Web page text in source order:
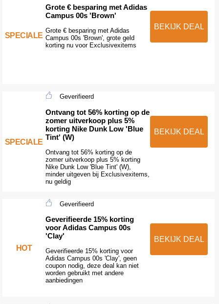
SPECIALE
Grote € besparing met Adidas
Campus 00s 'Brown'
Grote € besparing met Adidas
Campus 00s 'Brown', grote geld
korting nu voor Exclusivexitems
BEKIJK DEAL
SPECIALE
Geverifieerd
Ontvang tot 56% korting op de
zomer uitverkoop plus 5%
korting Nike Dunk Low 'Blue
Tint' (W)
Ontvang tot 56% korting op de
zomer uitverkoop plus 5% korting
Nike Dunk Low 'Blue Tint' (W),
minder uitgeven bij Exclusivexitems,
nu geldig
BEKIJK DEAL
HOT
Geverifieerd
Geverifieerde 15% korting
voor Adidas Campus 00s
'Clay'
Geverifieerde 15% korting voor
Adidas Campus 00s 'Clay', geen
coupon nodig, deze deal kan niet
worden gebruikt met andere
aanbiedingen
BEKIJK DEAL